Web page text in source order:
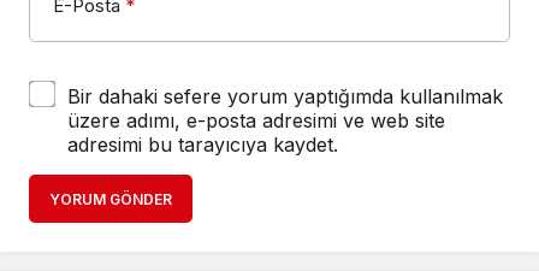
E-Posta *
Bir dahaki sefere yorum yaptığımda kullanılmak
üzere adımı, e-posta adresimi ve web site
adresimi bu tarayıcıya kaydet.
YORUM GÖNDER